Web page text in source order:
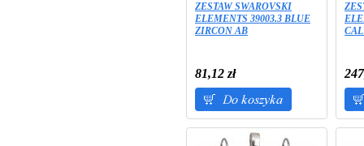
ZESTAW SWAROVSKI
ELEMENTS 39003.3 BLUE
ZIRCON AB
81,12 zł